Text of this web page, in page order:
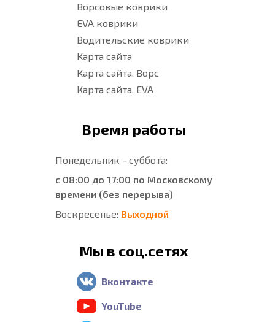
Ворсовые коврики
EVA коврики
Водительские коврики
Карта сайта
Карта сайта. Ворс
Карта сайта. EVA
Время работы
Понедельник - суббота:
с 08:00 до 17:00 по Московскому
времени (без перерыва)
Воскресенье: Выходной
Мы в соц.сетях
Вконтакте
YouTube